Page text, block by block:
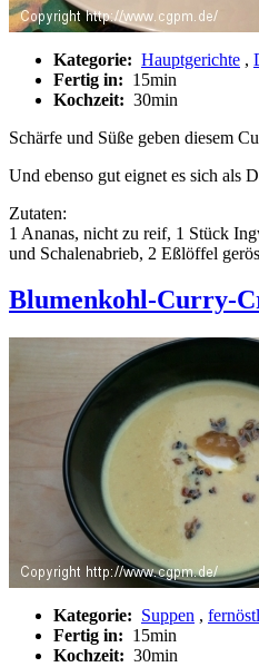
Kategorie: Hauptgerichte ,
Fertig in: 15min
Kochzeit: 30min
Schärfe und Süße geben diesem
Und ebenso gut eignet es sich als
Zutaten:
1 Ananas, nicht zu reif, 1 Stück
und Schalenabrieb, 2 Eßlöffel
Blumenkohl-Curry-
Kategorie: Suppen ,
Fertig in: 15min
Kochzeit: 30min